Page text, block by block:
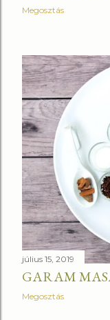
Megosztás
július 15, 2019
GARAM
Megosztás